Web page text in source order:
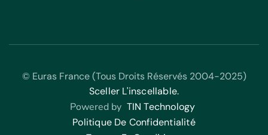
© Euras France (Tous Droits Réservés 2004-2025)
Sceller L'inscellable.
Powered by TIN Technology
Politique De Confidentialité